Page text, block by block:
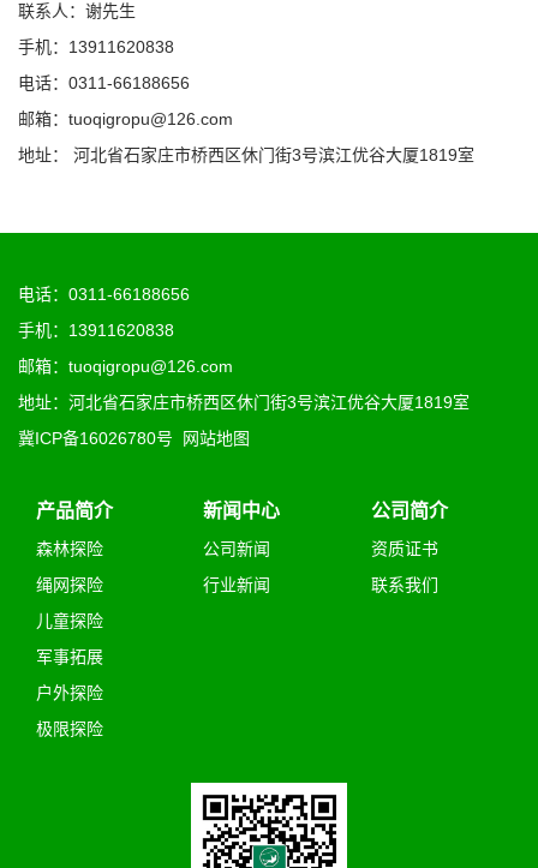
联系人：谢先生
手机：13911620838
电话：0311-66188656
邮箱：tuoqigropu@126.com
地址： 河北省石家庄市桥西区休门街3号滨江优谷大厦1819室
电话：0311-66188656
手机：13911620838
邮箱：tuoqigropu@126.com
地址：河北省石家庄市桥西区休门街3号滨江优谷大厦1819室
冀ICP备16026780号
网站地图
产品简介
森林探险
绳网探险
儿童探险
军事拓展
户外探险
极限探险
新闻中心
公司新闻
行业新闻
公司简介
资质证书
联系我们